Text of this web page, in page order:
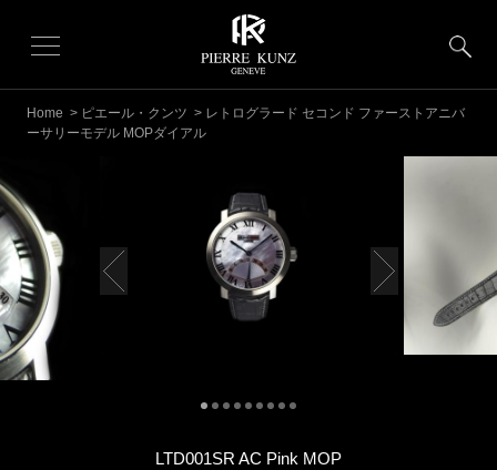
Home > ピエール・クンツ > レトログラード セコンド ファーストアニバ
ーサリーモデル MOPダイアル
LTD001SR AC Pink MOP